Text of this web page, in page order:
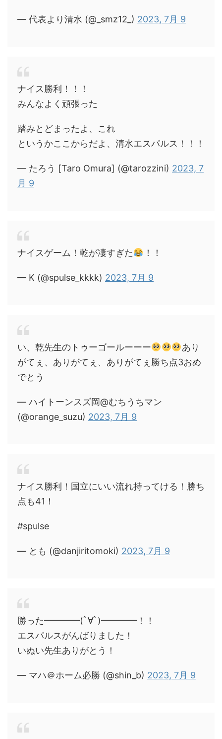
— 代表より清水 (@_smz12_) 2023, 7月 9
ナイス勝利！！！
みんなよく頑張った
踏みとどまったよ、これ
というかここからだよ、清水エスパルス！！！
— たろう [Taro Omura] (@tarozzini) 2023, 7
月 9
ナイスゲーム！乾が凄すぎた ！！
— K (@spulse_kkkk) 2023, 7月 9
い、乾先生のトゥーゴールーーー
あり
がてぇ、ありがてぇ、ありがてぇ勝ち点3おめ
でとう
— ハイトーンスズ岡@むちうちマン
(@orange_suzu) 2023, 7月 9
ナイス勝利！国立にいい流れ持ってける！勝ち
点も41！
#spulse
— とも (@danjiritomoki) 2023, 7月 9
勝った━━━━(ﾟ∀ﾟ)━━━━！！
エスパルスがんばりました！
いぬい先生ありがとう！
— マハ＠ホーム必勝 (@shin_b) 2023, 7月 9